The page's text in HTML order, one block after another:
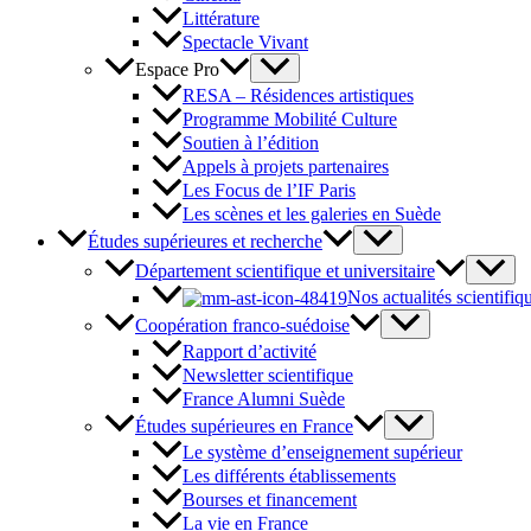
Littérature
Spectacle Vivant
Espace Pro
RESA – Résidences artistiques
Programme Mobilité Culture
Soutien à l’édition
Appels à projets partenaires
Les Focus de l’IF Paris
Les scènes et les galeries en Suède
Études supérieures et recherche
Département scientifique et universitaire
Nos actualités
Coopération franco-suédoise
Rapport d’activité
Newsletter scientifique
France Alumni Suède
Études supérieures en France
Le système d’enseignement supérieur
Les différents établissements
Bourses et financement
La vie en France